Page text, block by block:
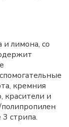
и лимона, со
кремния
красители и
стрипа.